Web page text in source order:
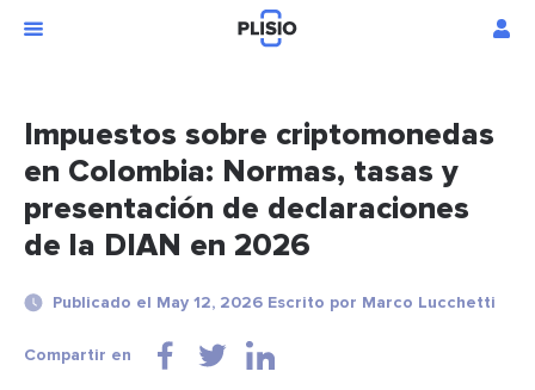
Impuestos sobre criptomonedas
en Colombia: Normas, tasas y
presentación de declaraciones
de la DIAN en 2026
Publicado el May 12, 2026 Escrito por Marco Lucchetti
Compartir en